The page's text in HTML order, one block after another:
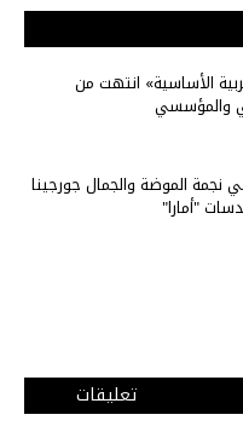
الأساسية» انتهت من
والمؤسسي
نجمة الموضة والجمال جورجينا
"أمارا"
تعليقات